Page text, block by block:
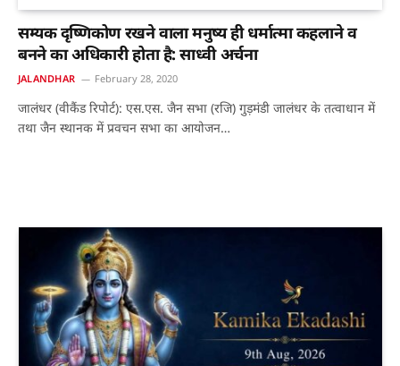
सम्यक दृष्णिकोण रखने वाला मनुष्य ही धर्मात्मा कहलाने व
बनने का अधिकारी होता है: साध्वी अर्चना
JALANDHAR February 28, 2020
जालंधर (वीकैंड रिपोर्ट): एस.एस. जैन सभा (रजि) गुड़मंडी जालंधर के तत्वाधान में
तथा जैन स्थानक में प्रवचन सभा का आयोजन…